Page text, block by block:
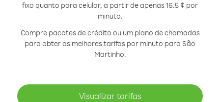
fixo quanto para celular, a partir de apenas 16.5 ¢ por
minuto.
Compre pacotes de crédito ou um plano de chamadas
para obter as melhores tarifas por minuto para São
Martinho.
Visualizar tarifas